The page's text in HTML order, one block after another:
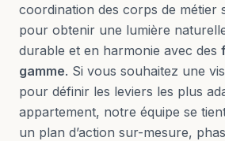
coordination des corps de métier
pour obtenir une lumière
durable et en harmonie avec des
gamme. Si vous souhaitez une
pour définir les leviers les plus
appartement, notre équipe se
un plan d’action sur-mesure,